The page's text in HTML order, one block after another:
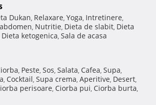
Dukan, Relaxare, Yoga, Intretinere,
, Nutritie, Dieta de slabit, Dieta
Dieta ketogenica, Sala de acasa
, Peste, Sos, Salata, Cafea, Supa,
, Cocktail, Supa crema, Aperitive, Desert,
perisoare, Ciorba pui, Ciorba burta,